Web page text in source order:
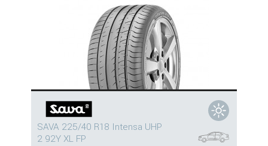
SAVA 225/40 R18 Intensa UHP
2 92Y XL FP